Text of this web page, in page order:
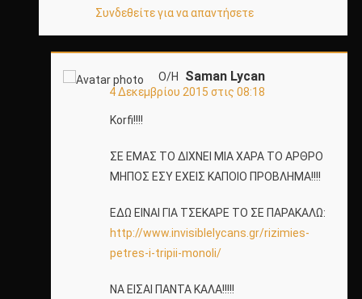
Συνδεθείτε για να απαντήσετε
Ο/Η Saman Lycan
4 Δεκεμβρίου 2015 στις 08:18
Korfi!!!!
ΣΕ ΕΜΑΣ ΤΟ ΔΙΧΝΕΙ ΜΙΑ ΧΑΡΑ ΤΟ ΑΡΘΡΟ
ΜΗΠΟΣ ΕΣΥ ΕΧΕΙΣ ΚΑΠΟΙΟ ΠΡΟΒΛΗΜΑ!!!!
ΕΔΩ ΕΙΝΑΙ ΓΙΑ ΤΣΕΚΑΡΕ ΤΟ ΣΕ ΠΑΡΑΚΑΛΩ:
http://www.invisiblelycans.gr/rizimies-
petres-i-tripii-monoli/
ΝΑ ΕΙΣΑΙ ΠΑΝΤΑ ΚΑΛΑ!!!!!